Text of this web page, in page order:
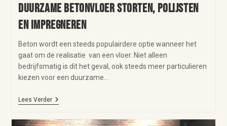
Duurzame betonvloer storten, polijsten
en impregneren
Beton wordt een steeds populairdere optie wanneer het
gaat om de realisatie van een vloer. Niet alleen
bedrijfsmatig is dit het geval, ook steeds meer particulieren
kiezen voor een duurzame…
Lees Verder